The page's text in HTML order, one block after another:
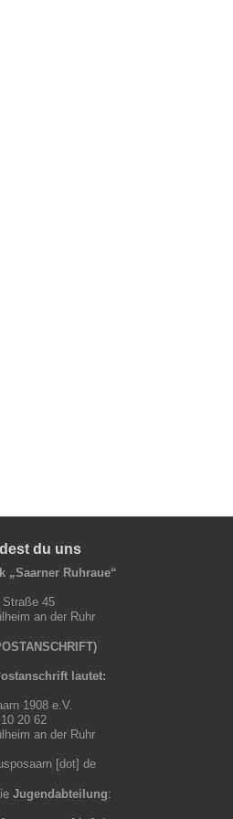
du uns
„Saarner Ruhraue“
Straße 45
an der Ruhr
lautet:
1908 e.V.
20 62
an der Ruhr
[dot] de
Jugendabteilung: